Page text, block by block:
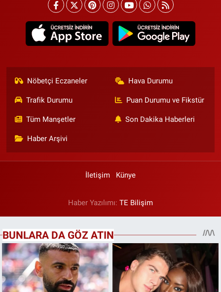
Nöbetçi Eczaneler Hava Durumu
Trafik Durumu Puan Durumu ve Fikstür
Tüm Manşetler Son Dakika Haberleri
Haber Arşivi
İletişim Künye
Haber Yazılımı: TE Bilişim